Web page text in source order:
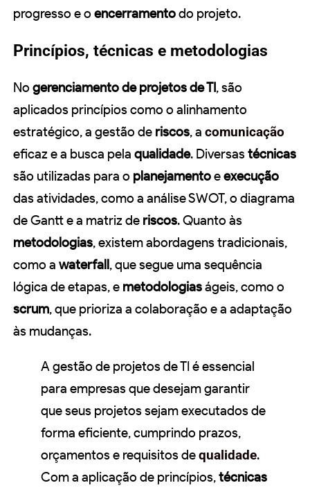
progresso e o encerramentodo projeto.
Princípios, técnicas e metodologias
No gerenciamento de projetos de TI, são
aplicados princípios como o alinhamento
estratégico, a gestão de riscos, a comunicação
eficaz e a busca pela qualidade. Diversastécnicas
são utilizadas para o planejamentoeexecução
das atividades, como a análise SWOT, o diagrama
de Gantt e a matriz de riscos. Quanto às
metodologias, existem abordagens tradicionais,
como a waterfall, que segue uma sequência
lógica de etapas, e metodologiaságeis, como o
scrum, que prioriza a colaboração e a adaptação
às mudanças.
A gestão de projetos de TI é essencial
para empresas que desejam garantir
que seus projetos sejam executados de
forma eficiente, cumprindo prazos,
orçamentos e requisitos dequalidade.
Com a aplicação de princípios,técnicas